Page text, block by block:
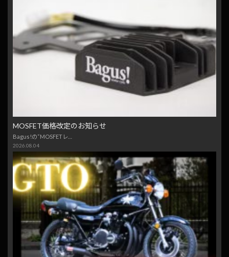
MOSFET価格改定のお知らせ
Bagus!の“MOSFETレ…
2026.08.04